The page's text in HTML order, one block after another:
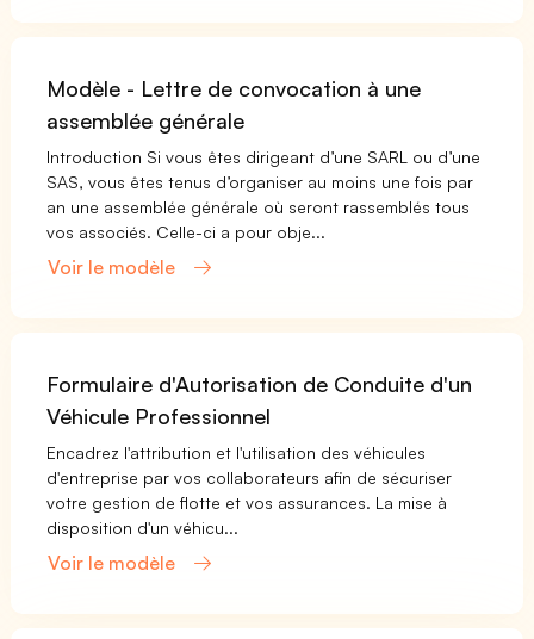
Modèle - Lettre de convocation à une
assemblée générale
Introduction Si vous êtes dirigeant d’une SARL ou d’une
SAS, vous êtes tenus d’organiser au moins une fois par
an une assemblée générale où seront rassemblés tous
vos associés. Celle-ci a pour obje...
Voir le modèle
Formulaire d'Autorisation de Conduite d'un
Véhicule Professionnel
Encadrez l'attribution et l'utilisation des véhicules
d'entreprise par vos collaborateurs afin de sécuriser
votre gestion de flotte et vos assurances. La mise à
disposition d'un véhicu...
Voir le modèle